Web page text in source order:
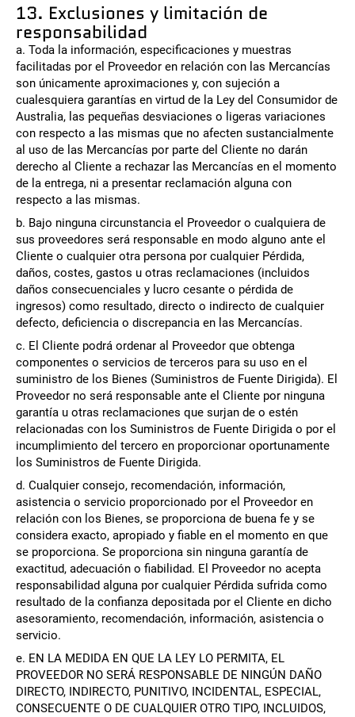
13. Exclusiones y limitación de
responsabilidad
a. Toda la información, especificaciones y muestras
facilitadas por el Proveedor en relación con las Mercancías
son únicamente aproximaciones y, con sujeción a
cualesquiera garantías en virtud de la Ley del Consumidor de
Australia, las pequeñas desviaciones o ligeras variaciones
con respecto a las mismas que no afecten sustancialmente
al uso de las Mercancías por parte del Cliente no darán
derecho al Cliente a rechazar las Mercancías en el momento
de la entrega, ni a presentar reclamación alguna con
respecto a las mismas.
b. Bajo ninguna circunstancia el Proveedor o cualquiera de
sus proveedores será responsable en modo alguno ante el
Cliente o cualquier otra persona por cualquier Pérdida,
daños, costes, gastos u otras reclamaciones (incluidos
daños consecuenciales y lucro cesante o pérdida de
ingresos) como resultado, directo o indirecto de cualquier
defecto, deficiencia o discrepancia en las Mercancías.
c. El Cliente podrá ordenar al Proveedor que obtenga
componentes o servicios de terceros para su uso en el
suministro de los Bienes (Suministros de Fuente Dirigida). El
Proveedor no será responsable ante el Cliente por ninguna
garantía u otras reclamaciones que surjan de o estén
relacionadas con los Suministros de Fuente Dirigida o por el
incumplimiento del tercero en proporcionar oportunamente
los Suministros de Fuente Dirigida.
d. Cualquier consejo, recomendación, información,
asistencia o servicio proporcionado por el Proveedor en
relación con los Bienes, se proporciona de buena fe y se
considera exacto, apropiado y fiable en el momento en que
se proporciona. Se proporciona sin ninguna garantía de
exactitud, adecuación o fiabilidad. El Proveedor no acepta
responsabilidad alguna por cualquier Pérdida sufrida como
resultado de la confianza depositada por el Cliente en dicho
asesoramiento, recomendación, información, asistencia o
servicio.
e. EN LA MEDIDA EN QUE LA LEY LO PERMITA, EL
PROVEEDOR NO SERÁ RESPONSABLE DE NINGÚN DAÑO
DIRECTO, INDIRECTO, PUNITIVO, INCIDENTAL, ESPECIAL,
CONSECUENTE O DE CUALQUIER OTRO TIPO, INCLUIDOS,